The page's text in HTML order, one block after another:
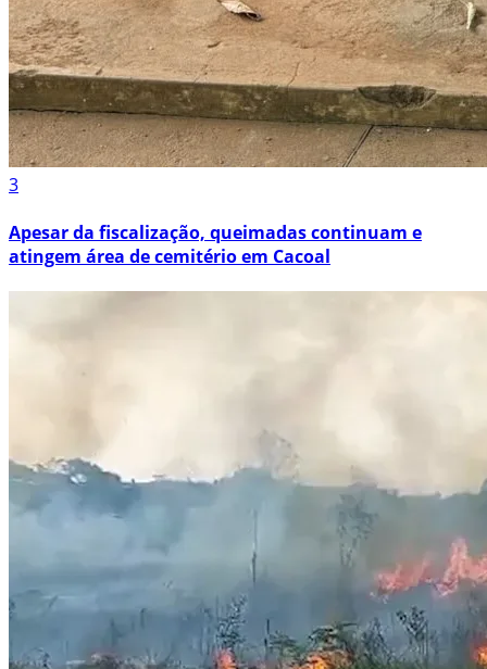
3
Apesar da fiscalização, queimadas continuam e
atingem área de cemitério em Cacoal